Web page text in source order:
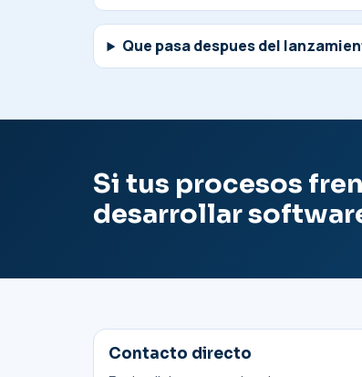
Que pasa despues del
Si tus procesos
desarrollar
Contacto directo